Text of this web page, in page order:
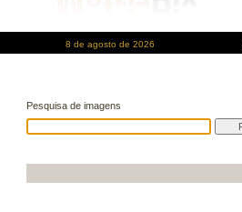
8 de agosto de 2026
Pesquisa de imagens